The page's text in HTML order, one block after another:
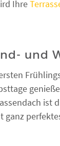
Ihre
und
ist
ganz